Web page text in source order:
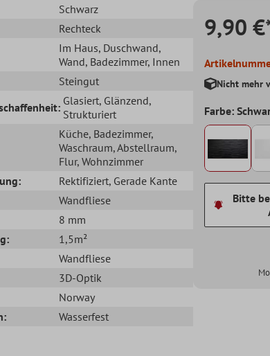
Schwarz
Rechteck
Im Haus, Duschwand,
Wand, Badezimmer, Innen
Steingut
Glasiert, Glänzend,
Strukturiert
Küche, Badezimmer,
Waschraum, Abstellraum,
Flur, Wohnzimmer
Rektifiziert, Gerade Kante
Wandfliese
8 mm
1,5m²
Wandfliese
3D-Optik
Norway
Wasserfest
9,90
Nicht mehr
Farbe:
Bitte